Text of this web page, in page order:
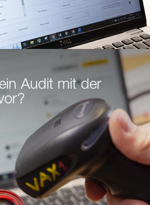
Audit mit der